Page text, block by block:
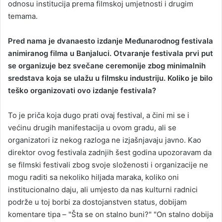
odnosu institucija prema filmskoj umjetnosti i drugim
temama.
Pred nama je dvanaesto izdanje Međunarodnog festivala
animiranog filma u Banjaluci. Otvaranje festivala prvi put
se organizuje bez svečane ceremonije zbog minimalnih
sredstava koja se ulažu u filmsku industriju. Koliko je bilo
teško organizovati ovo izdanje festivala?
To je priča koja dugo prati ovaj festival, a čini mi se i
većinu drugih manifestacija u ovom gradu, ali se
organizatori iz nekog razloga ne izjašnjavaju javno. Kao
direktor ovog festivala zadnjih šest godina upozoravam da
se filmski festivali zbog svoje složenosti i organizacije ne
mogu raditi sa nekoliko hiljada maraka, koliko oni
institucionalno daju, ali umjesto da nas kulturni radnici
podrže u toj borbi za dostojanstven status, dobijam
komentare tipa – "Šta se on stalno buni?" "On stalno dobija